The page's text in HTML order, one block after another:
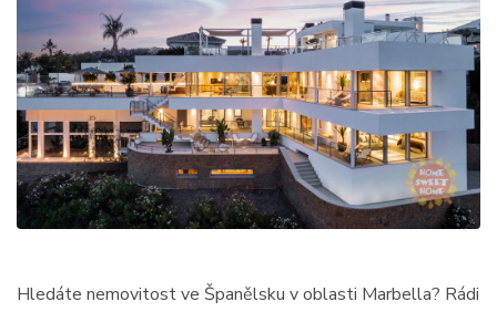
Hledáte nemovitost ve Španělsku v oblasti Marbella? Rádi